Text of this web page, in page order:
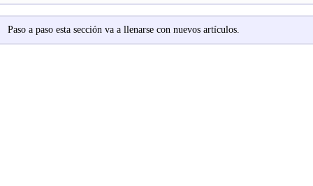
Paso a paso esta sección va a llenarse con nuevos artículos.